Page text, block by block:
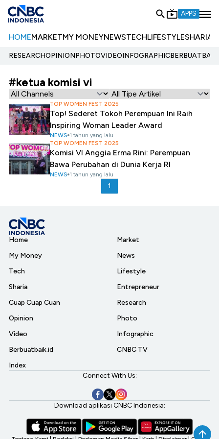
APPS
HOMEMARKETMY MONEYNEWSTECHLIFESTYLESHARIA
RESEARCHOPINIONPHOTOVIDEOINFOGRAPHIC
#ketua komisi vi
TOP WOMEN FEST 2025
Top! Sederet Tokoh Perempuan Ini Raih
Inspiring Woman Leader Award
NEWS 1 tahun yang lalu
TOP WOMEN FEST 2025
Komisi VI Anggia Erma Rini: Perempuan
Bawa Perubahan di Dunia Kerja RI
NEWS 1 tahun yang lalu
1
Home
My Money
Tech
Sharia
Cuap Cuap Cuan
Opinion
Video
Berbuatbaik.id
Index
Market
News
Lifestyle
Entrepreneur
Research
Photo
Infographic
CNBC TV
Connect With Us:
Download aplikasi CNBC Indonesia: